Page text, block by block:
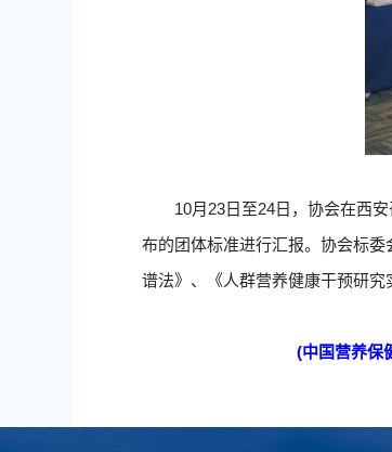
10月23日至24日，协会在西
布的团体标准进行汇报。协会标
谱法》、《人群营养健康干预研
(中国营养保